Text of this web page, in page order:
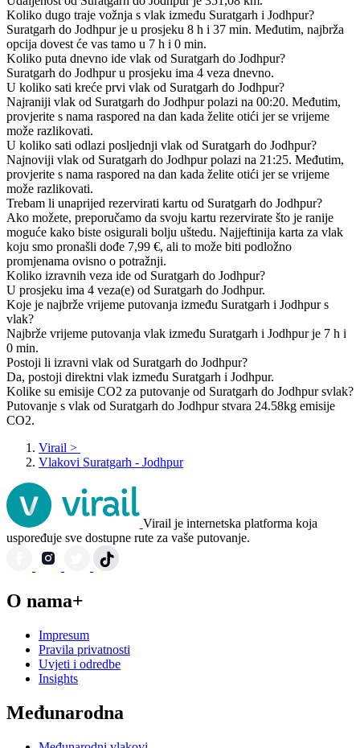
Koliko dugo traje vožnja s vlak između Suratgarh i Jodhpur?
Suratgarh do Jodhpur je u prosjeku 8 h i 37 min. Međutim, najbrža
opcija dovest će vas tamo u 7 h i 0 min.
Koliko puta dnevno ide vlak od Suratgarh do Jodhpur?
Suratgarh do Jodhpur u prosjeku ima 4 veza dnevno.
U koliko sati kreće prvi vlak od Suratgarh do Jodhpur?
Najraniji vlak od Suratgarh do Jodhpur polazi na 00:20. Međutim,
provjerite s nama raspored na dan kada želite otići jer se vrijeme
može razlikovati.
U koliko sati odlazi posljednji vlak od Suratgarh do Jodhpur?
Najnoviji vlak od Suratgarh do Jodhpur polazi na 21:25. Međutim,
provjerite s nama raspored na dan kada želite otići jer se vrijeme
može razlikovati.
Trebam li unaprijed rezervirati kartu od Suratgarh do Jodhpur?
Ako možete, preporučamo da svoju kartu rezervirate što je ranije
moguće kako biste osigurali bolju uštedu. Najjeftinija karta za vlak
koju smo pronašli dođe 7,99 €, ali to može biti podložno
promjenama ovisno o potražnji.
Koliko izravnih veza ide od Suratgarh do Jodhpur?
U prosjeku ima 4 veza(e) od Suratgarh do Jodhpur.
Koje je najbrže vrijeme putovanja između Suratgarh i Jodhpur s
vlak?
Najbrže vrijeme putovanja vlak između Suratgarh i Jodhpur je 7 h i
0 min.
Postoji li izravni vlak od Suratgarh do Jodhpur?
Da, postoji direktni vlak između Suratgarh i Jodhpur.
Kolike su emisije CO2 za putovanje od Suratgarh do Jodhpur svlak?
Putovanje s vlak od Suratgarh do Jodhpur stvara 24.58kg emisije
CO2.
Virail >
Vlakovi Suratgarh - Jodhpur
Virail je internetska platforma koja
uspoređuje sve dostupne rute za vaše putovanje.
O nama+
Impresum
Pravila privatnosti
Uvjeti i odredbe
Insights
Međunarodna